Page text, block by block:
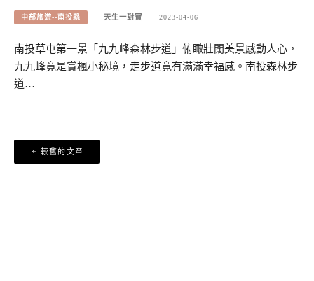
中部旅遊--南投縣 天生一對寶 2023-04-06
南投草屯第一景「九九峰森林步道」俯瞰壯闊美景感動人心，
九九峰竟是賞楓小秘境，走步道竟有滿滿幸福感。南投森林步
道…
文
章
較舊的文章